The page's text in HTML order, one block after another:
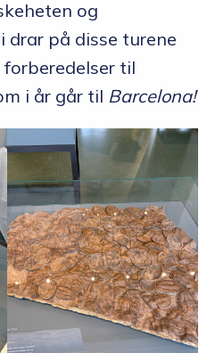
og
drar på disse turene
til
i år går til Barcelona!